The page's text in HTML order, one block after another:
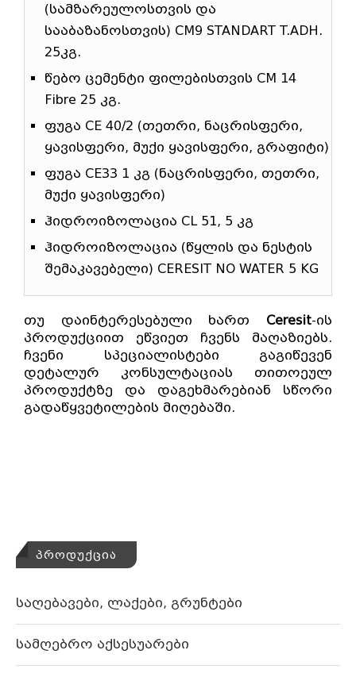
(სამზარეულოსთვის და
სააბაზანოსთვის) CM9 STANDART T.ADH.
25კგ.
წებო ცემენტი ფილებისთვის CM 14
Fibre 25 კგ.
ფუგა CE 40/2 (თეთრი, ნაცრისფერი,
ყავისფერი, მუქი ყავისფერი, გრაფიტი)
ფუგა CE33 1 კგ (ნაცრისფერი, თეთრი,
მუქი ყავისფერი)
ჰიდროიზოლაცია CL 51, 5 კგ
ჰიდროიზოლაცია (წყლის და ნესტის
შემაკავებელი) CERESIT NO WATER 5 KG
თუ დაინტერესებული ხართ Ceresit-ის
პროდუქციით ეწვიეთ ჩვენს მაღაზიებს.
ჩვენი სპეციალისტები გაგიწევენ
დეტალურ კონსულტაციას თითოეულ
პროდუქტზე და დაგეხმარებიან სწორი
გადაწყვეტილების მიღებაში.
ᲞᲠᲝᲓᲣᲥᲪᲘᲐ
საღებავები, ლაქები, გრუნტები
სამღებრო აქსესუარები